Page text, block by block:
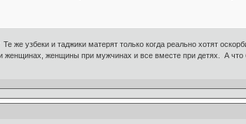
узбеки и таджики матерят только когда реально хотят
женщины при мужчинах и все вместе при детях. А что